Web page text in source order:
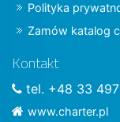
Polityka
Zamów katalog
Kontakt
tel. +48 33
www.charter.pl